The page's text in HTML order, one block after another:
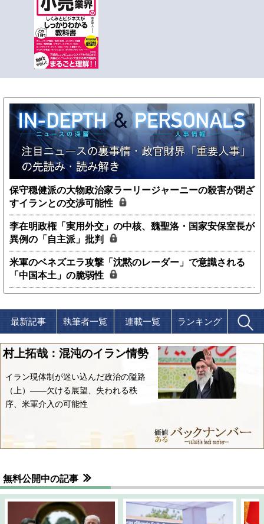
保守穏健派の大物政治家ラーリージャーニーの殺害が閉ざ
すイランとの交渉可能性
李在明政権「実用外交」の中核、魏聖洛・国家安保室長が
異例の「自主派」批判
米軍のベネズエラ攻撃「沈黙のレーダー」で意識される
「中国本土」の脆弱性
最新記事 執筆者一覧 連載一覧 ランキング
村上拓哉：混沌のイラン情勢
イラン現体制が迷い込んだ政治の隘路
（上）――欠ける展望、失われる秩
序、米軍介入の可能性
無料公開中の記事